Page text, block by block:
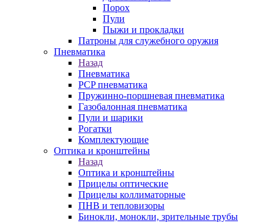
Порох
Пули
Пыжи и прокладки
Патроны для служебного оружия
Пневматика
Назад
Пневматика
PCP пневматика
Пружинно-поршневая пневматика
Газобалонная пневматика
Пули и шарики
Рогатки
Комплектующие
Оптика и кронштейны
Назад
Оптика и кронштейны
Прицелы оптические
Прицелы коллиматорные
ПНВ и тепловизоры
Бинокли, монокли, зрительные трубы